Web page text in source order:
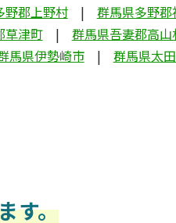
野郡上野村 群馬県多野郡
草津町 群馬県吾妻郡高山
馬県伊勢崎市 群馬県太
す。